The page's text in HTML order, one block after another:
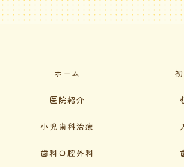
ホーム
医院紹介
小児歯科治療
歯科口腔外科